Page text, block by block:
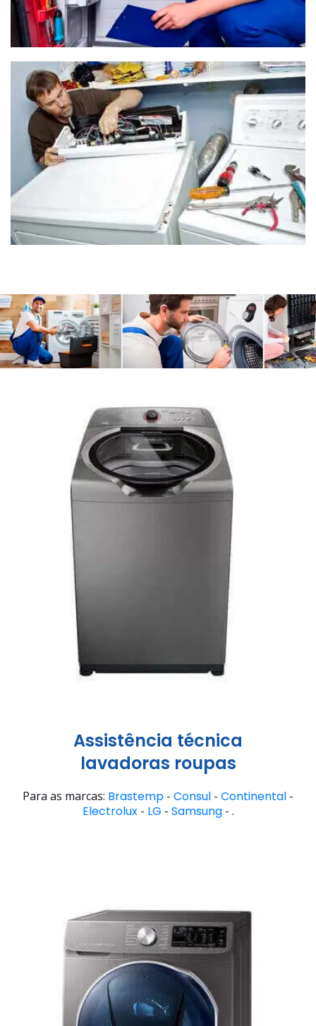
Assistência técnica
lavadoras roupas
Para as marcas: Brastemp - Consul - Continental -
Electrolux- LG - Samsung- .